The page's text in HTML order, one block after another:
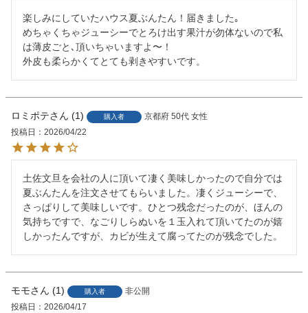
楽しみにしていたハウス夏ぶんたん！届きました｡
めちゃくちゃジューシーでとろけ出す果汁が勿体ないので私
は薄皮ごと､頂いちゃいますよ〜！
外皮も柔らかくてとても剥きやすいです。
ロミポテ 1 購入者 京都府 50代 女性
投稿日
2026/04/22
土佐文旦を会社の人に頂いて凄く美味しかったので自分では
夏ぶんたんを注文させてもらいました。凄くジューシーで、
さっぱりして美味しいです。ひとつ残念だったのが、ほんの
気持ちですで、なごりしらぬいを１玉入れて頂いてたのが嬉
しかったんですが、カビが生えて腐ってたのが残念でした。
モモ 1 購入者
非公開
投稿日
2026/04/17